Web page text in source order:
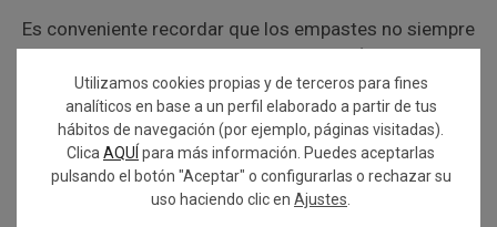
Es conveniente recordar que los empastes no siempre
son permanentes y es posible quenecesiten retoques
o reemplazosen algún momento. La duración de los
empastes no sólo la establece el material del que
están fabricados, sino que también se ve afectada por
factores cotidianos que está en nuestra mano
prevenir y cuidar. Mantener unos buenos hábitos de
higiene dental, acudir a revisiones periódicas o
Utilizamos cookies propias y de terceros para fines
analíticos en base a un perfil elaborado a partir de tus
hábitos de navegación (por ejemplo, páginas visitadas).
Clica AQUÍ para más información. Puedes aceptarlas
pulsando el botón "Aceptar" o configurarlas o rechazar su
uso haciendo clic en Ajustes